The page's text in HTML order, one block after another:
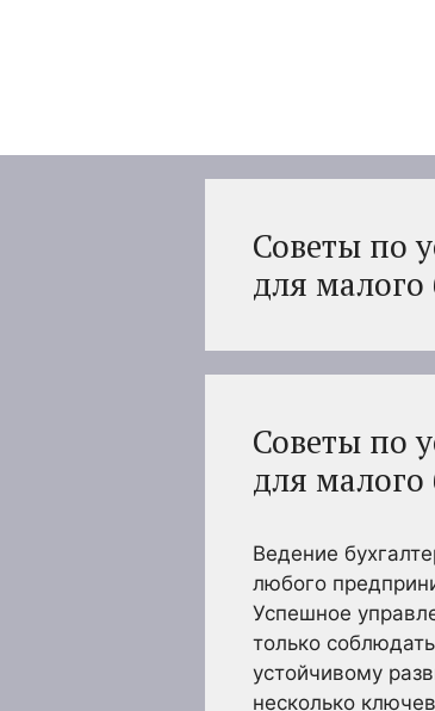
Советы по
для малого
Советы по
для малого
Ведение
любого
Успешное
только
устойчивому
несколько